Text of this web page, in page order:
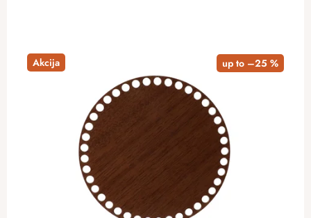
Akcija up to –25 %